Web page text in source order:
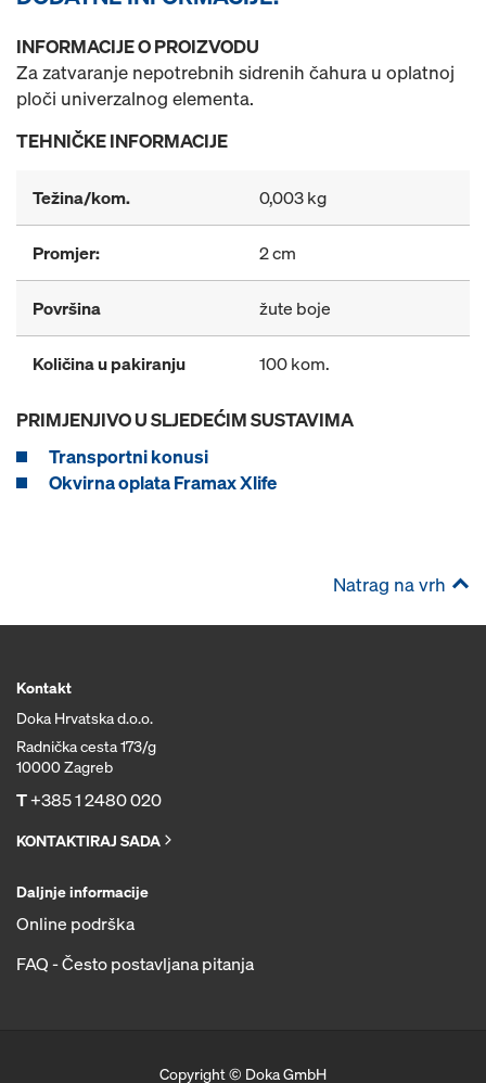
INFORMACIJE O PROIZVODU
Za zatvaranje nepotrebnih sidrenih čahura u oplatnoj
ploči univerzalnog elementa.
TEHNIČKE INFORMACIJE
Težina/kom. 0,003 kg
Promjer: 2 cm
Površina žute boje
Količina u pakiranju 100 kom.
PRIMJENJIVO U SLJEDEĆIM SUSTAVIMA
Transportni konusi
Okvirna oplata Framax Xlife
Natrag na vrh
Kontakt
Doka Hrvatska d.o.o.
Radnička cesta 173/g
10000 Zagreb
T+385 1 2480 020
KONTAKTIRAJ SADA
Daljnje informacije
Online podrška
FAQ - Često postavljana pitanja
Copyright © Doka GmbH